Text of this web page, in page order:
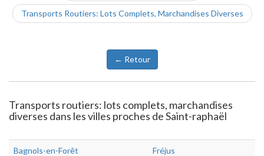
Transports Routiers: Lots Complets, Marchandises Diverses
← Retour
Transports routiers: lots complets, marchandises
diverses dans les villes proches de Saint-raphaël
Bagnols-en-Forêt Fréjus